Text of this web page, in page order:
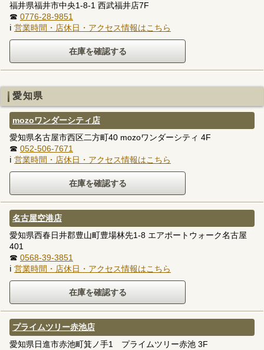
福井県福井市中央1-8-1 西武福井店7F
☎ 0776-28-9851
ℹ 営業時間・店休日・アクセス情報はこちら
愛知県
mozoワンダーシティ店
愛知県名古屋市西区二方町40 mozoワンダーシティ 4F
☎ 052-506-7671
ℹ 営業時間・店休日・アクセス情報はこちら
名古屋空港店
愛知県西春日井郡豊山町豊場林先1-8 エアポートウォーク名古屋
401
☎ 0568-39-3851
ℹ 営業時間・店休日・アクセス情報はこちら
プライムツリー赤池店
愛知県日進市赤池町箕ノ手1 プライムツリー赤池 3F